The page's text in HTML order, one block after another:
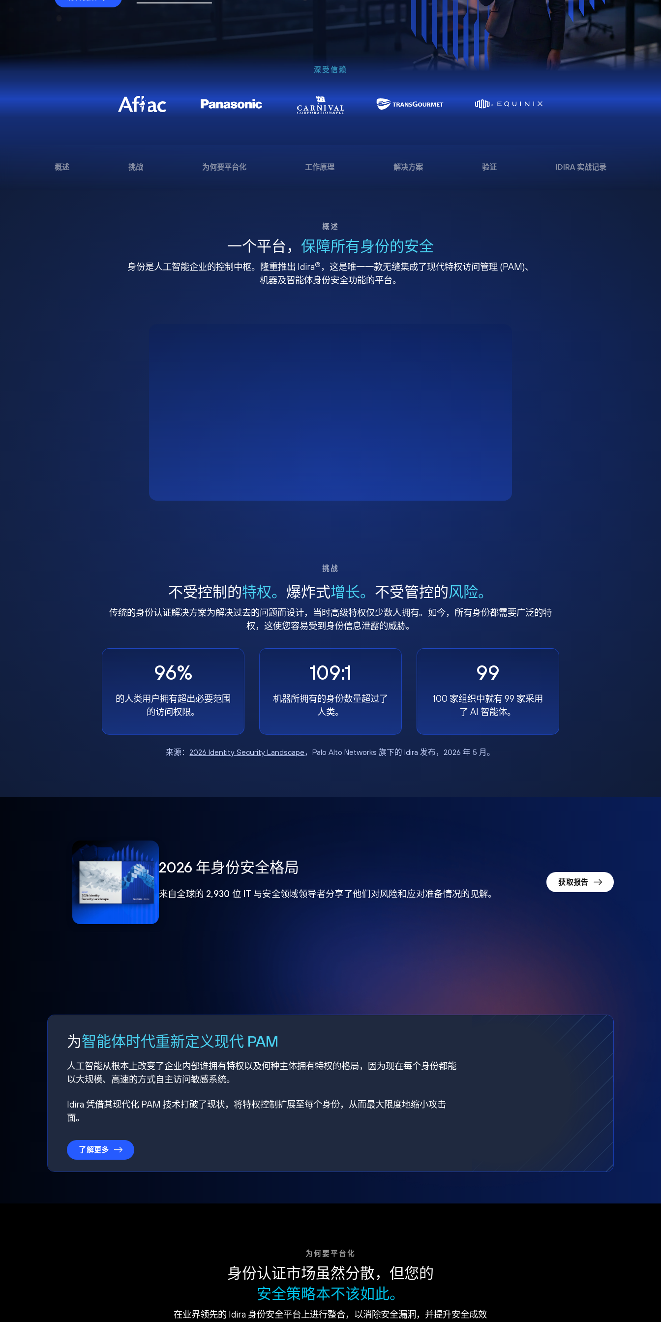
深受信赖
概述 挑战 为何要平台化 工作原理 解决方案 验证 IDIRA 实战记录
概述
一个平台， 保障所有身份的安全
身份是人工智能企业的控制中枢。隆重推出 Idira® ，这是唯一一款无缝集成了现代特权访问管理 (PAM)、
机器及智能体身份安全功能的平台。
挑战
不受控制的特权。 爆炸式增长。 不受管控的风险。
传统的身份认证解决方案为解决过去的问题而设计，当时高级特权仅少数人拥有。如今，所有身份都需要广泛的特
权，这使您容易受到身份信息泄露的威胁。
96%
的人类用户拥有超出必要范围
的访问权限。
109:1
机器所拥有的身份数量超过了
人类。
99
100 家组织中就有 99 家采用
了 AI 智能体。
来源： 2026 Identity Security Landscape，Palo Alto Networks 旗下的 Idira 发布，2026 年 5 月。
2026 年身份安全格局
来自全球的 2,930 位 IT 与安全领域领导者分享了他们对风险和应对准备情况的见解。
获取报告
为智能体时代重新定义现代 PAM
人工智能从根本上改变了企业内部谁拥有特权以及何种主体拥有特权的格局，因为现在每个身份都能
以大规模、高速的方式自主访问敏感系统。
Idira 凭借其现代化 PAM 技术打破了现状，将特权控制扩展至每个身份，从而最大限度地缩小攻击
面。
了解更多
为何要平台化
身份认证市场虽然分散，但您的
安全策略本不该如此。
在业界领先的 Idira 身份安全平台上进行整合，以消除安全漏洞，并提升安全成效